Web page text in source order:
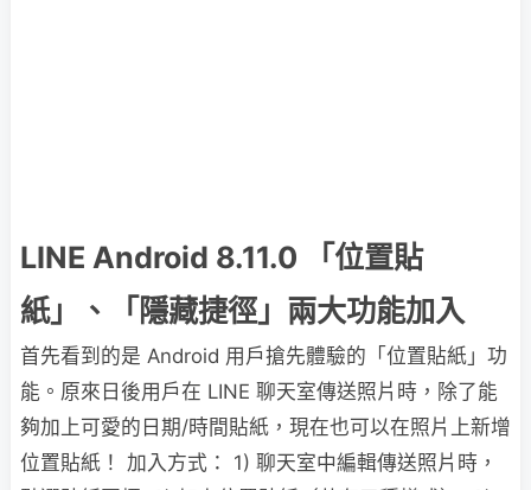
LINE Android 8.11.0 「位置貼
紙」、「隱藏捷徑」兩大功能加入
首先看到的是 Android 用戶搶先體驗的「位置貼紙」功
能。原來日後用戶在 LINE 聊天室傳送照片時，除了能
夠加上可愛的日期/時間貼紙，現在也可以在照片上新增
位置貼紙！ 加入方式： 1) 聊天室中編輯傳送照片時，